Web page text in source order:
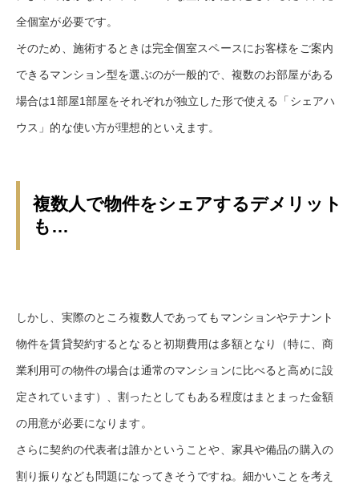
全個室が必要です。
そのため、施術するときは完全個室スペースにお客様をご案内
できるマンション型を選ぶのが一般的で、複数のお部屋がある
場合は1部屋1部屋をそれぞれが独立した形で使える「シェアハ
ウス」的な使い方が理想的といえます。
複数人で物件をシェアするデメリット
も…
しかし、実際のところ複数人であってもマンションやテナント
物件を賃貸契約するとなると初期費用は多額となり（特に、商
業利用可の物件の場合は通常のマンションに比べると高めに設
定されています）、割ったとしてもある程度はまとまった金額
の用意が必要になります。
さらに契約の代表者は誰かということや、家具や備品の購入の
割り振りなども問題になってきそうですね。細かいことを考え